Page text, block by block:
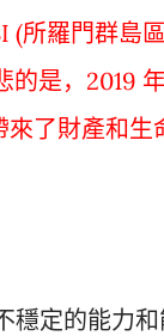
(所羅門群島
的是，2019
來了財產和生
穩定的能力